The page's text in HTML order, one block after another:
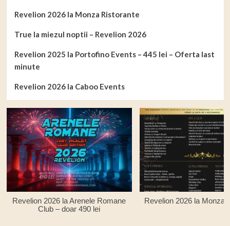
Revelion 2026 la Monza Ristorante
True la miezul noptii – Revelion 2026
Revelion 2025 la Portofino Events – 445 lei – Oferta last
minute
Revelion 2026 la Caboo Events
Revelion 2026 la Arenele Romane
Club – doar 490 lei
Revelion 2026 la Monza